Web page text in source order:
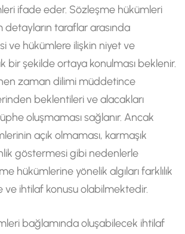
ifade eder. Sözleşme hükümleri
detayların taraflar arasında
ve hükümlere ilişkin niyet ve
bir şekilde ortaya konulması beklenir.
zaman dilimi müddetince
beklentileri ve alacakları
oluşmaması sağlanır. Ancak
açık olmaması, karmaşık
göstermesi gibi nedenlerle
hükümlerine yönelik algıları farklılık
ihtilaf konusu olabilmektedir.
bağlamında oluşabilecek ihtilaf